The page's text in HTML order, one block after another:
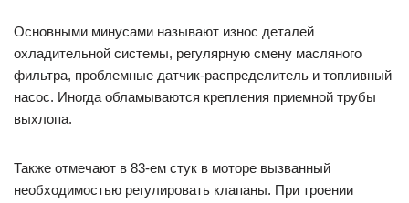
Основными минусами называют износ деталей
охладительной системы, регулярную смену масляного
фильтра, проблемные датчик-распределитель и топливный
насос. Иногда обламываются крепления приемной трубы
выхлопа.
Также отмечают в 83-ем стук в моторе вызванный
необходимостью регулировать клапаны. При троении